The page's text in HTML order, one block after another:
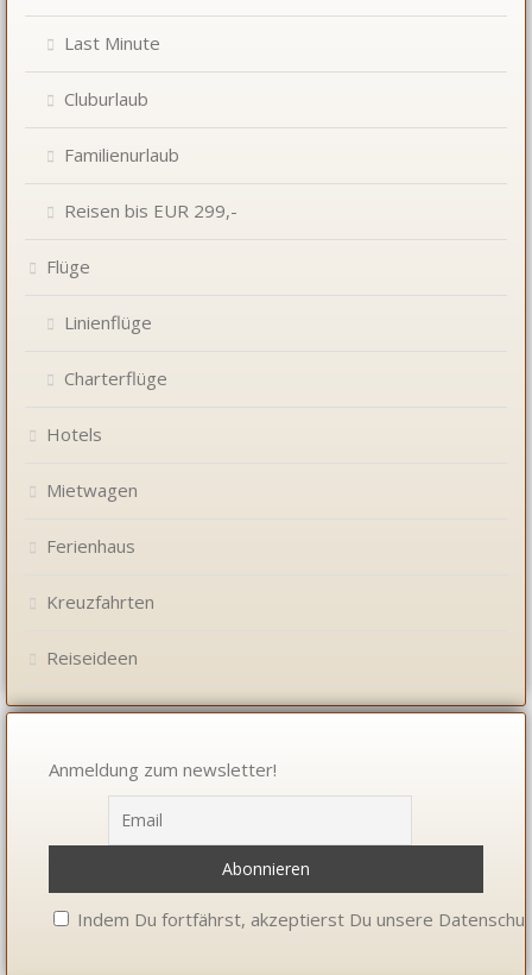
Last Minute
Cluburlaub
Familienurlaub
Reisen bis EUR 299,-
Flüge
Linienflüge
Charterflüge
Hotels
Mietwagen
Ferienhaus
Kreuzfahrten
Reiseideen
Anmeldung zum newsletter!
Indem Du fortfährst, akzeptierst Du unsere